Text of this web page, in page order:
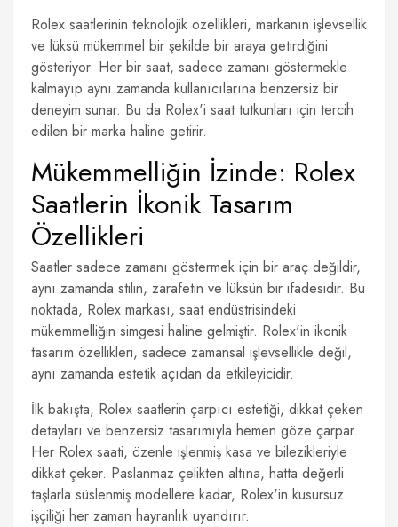
Rolex saatlerinin teknolojik özellikleri, markanın işlevsellik
ve lüksü mükemmel bir şekilde bir araya getirdiğini
gösteriyor. Her bir saat, sadece zamanı göstermekle
kalmayıp aynı zamanda kullanıcılarına benzersiz bir
deneyim sunar. Bu da Rolex'i saat tutkunları için tercih
edilen bir marka haline getirir.
Mükemmelliğin İzinde: Rolex
Saatlerin İkonik Tasarım
Özellikleri
Saatler sadece zamanı göstermek için bir araç değildir,
aynı zamanda stilin, zarafetin ve lüksün bir ifadesidir. Bu
noktada, Rolex markası, saat endüstrisindeki
mükemmelliğin simgesi haline gelmiştir. Rolex'in ikonik
tasarım özellikleri, sadece zamansal işlevsellikle değil,
aynı zamanda estetik açıdan da etkileyicidir.
İlk bakışta, Rolex saatlerin çarpıcı estetiği, dikkat çeken
detayları ve benzersiz tasarımıyla hemen göze çarpar.
Her Rolex saati, özenle işlenmiş kasa ve bilezikleriyle
dikkat çeker. Paslanmaz çelikten altına, hatta değerli
taşlarla süslenmiş modellere kadar, Rolex'in kusursuz
işçiliği her zaman hayranlık uyandırır.